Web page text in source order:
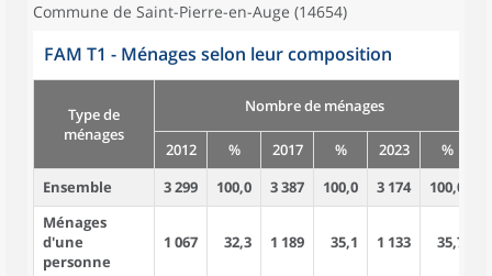
Commune de Saint-Pierre-en-Auge (14654)
FAM T1 - Ménages selon leur composition
Type de
ménages
Nombre de ménages
2012 % 2017 % 2023 %
Ensemble
3 299 100,0 3 387 100,0 3 174 100,0
Ménages
d'une
personne
1 067 32,3 1 189 35,1 1 133 35,7